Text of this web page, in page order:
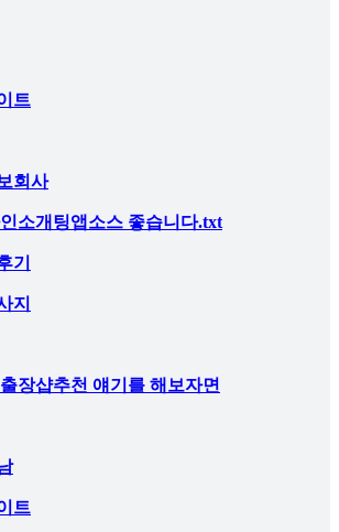
트
회사
소개팅앱소스 좋습니다.txt
기
지
장샵추천 얘기를 해보자면
트